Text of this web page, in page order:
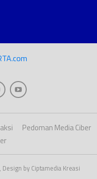
Pedoman Media Ciber
Design by Ciptamedia Kreasi